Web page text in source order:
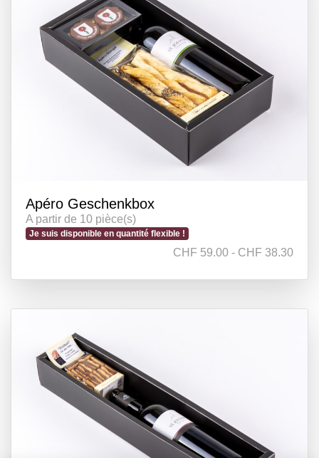
Apéro Geschenkbox
A partir de 10 pièce(s)
Je suis disponible en quantité flexible !
CHF 59.00 - CHF 38.30